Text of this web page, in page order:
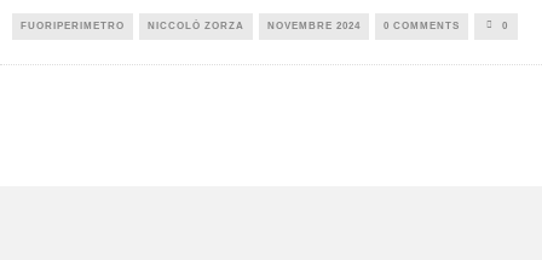
FUORIPERIMETRO NICCOLÒ ZORZA NOVEMBRE 2024 0 COMMENTS 0